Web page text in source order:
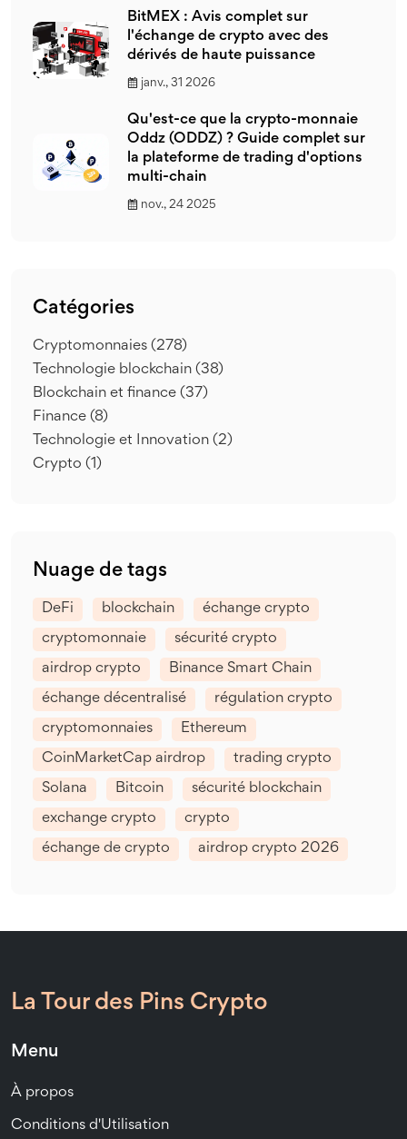
BitMEX : Avis complet sur
l'échange de crypto avec des
dérivés de haute puissance
janv., 31 2026
Qu'est-ce que la crypto-monnaie
Oddz (ODDZ) ? Guide complet sur
la plateforme de trading d'options
multi-chain
nov., 24 2025
Catégories
Cryptomonnaies (278)
Technologie blockchain (38)
Blockchain et finance (37)
Finance (8)
Technologie et Innovation (2)
Crypto (1)
Nuage de tags
DeFi blockchain échange crypto
cryptomonnaie sécurité crypto
airdrop crypto Binance Smart Chain
échange décentralisé régulation crypto
cryptomonnaies Ethereum
CoinMarketCap airdrop trading crypto
Solana Bitcoin sécurité blockchain
exchange crypto crypto
échange de crypto airdrop crypto 2026
La Tour des Pins Crypto
Menu
À propos
Conditions d'Utilisation